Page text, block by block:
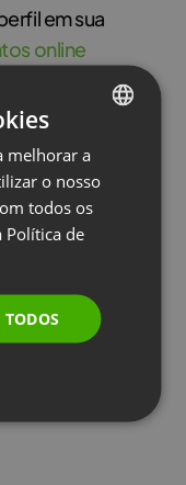
em sua
online
ENGLISH
FRENCH
GERMAN
RUSSIAN
SPANISH
melhorar a
o nosso
todos os
Política de